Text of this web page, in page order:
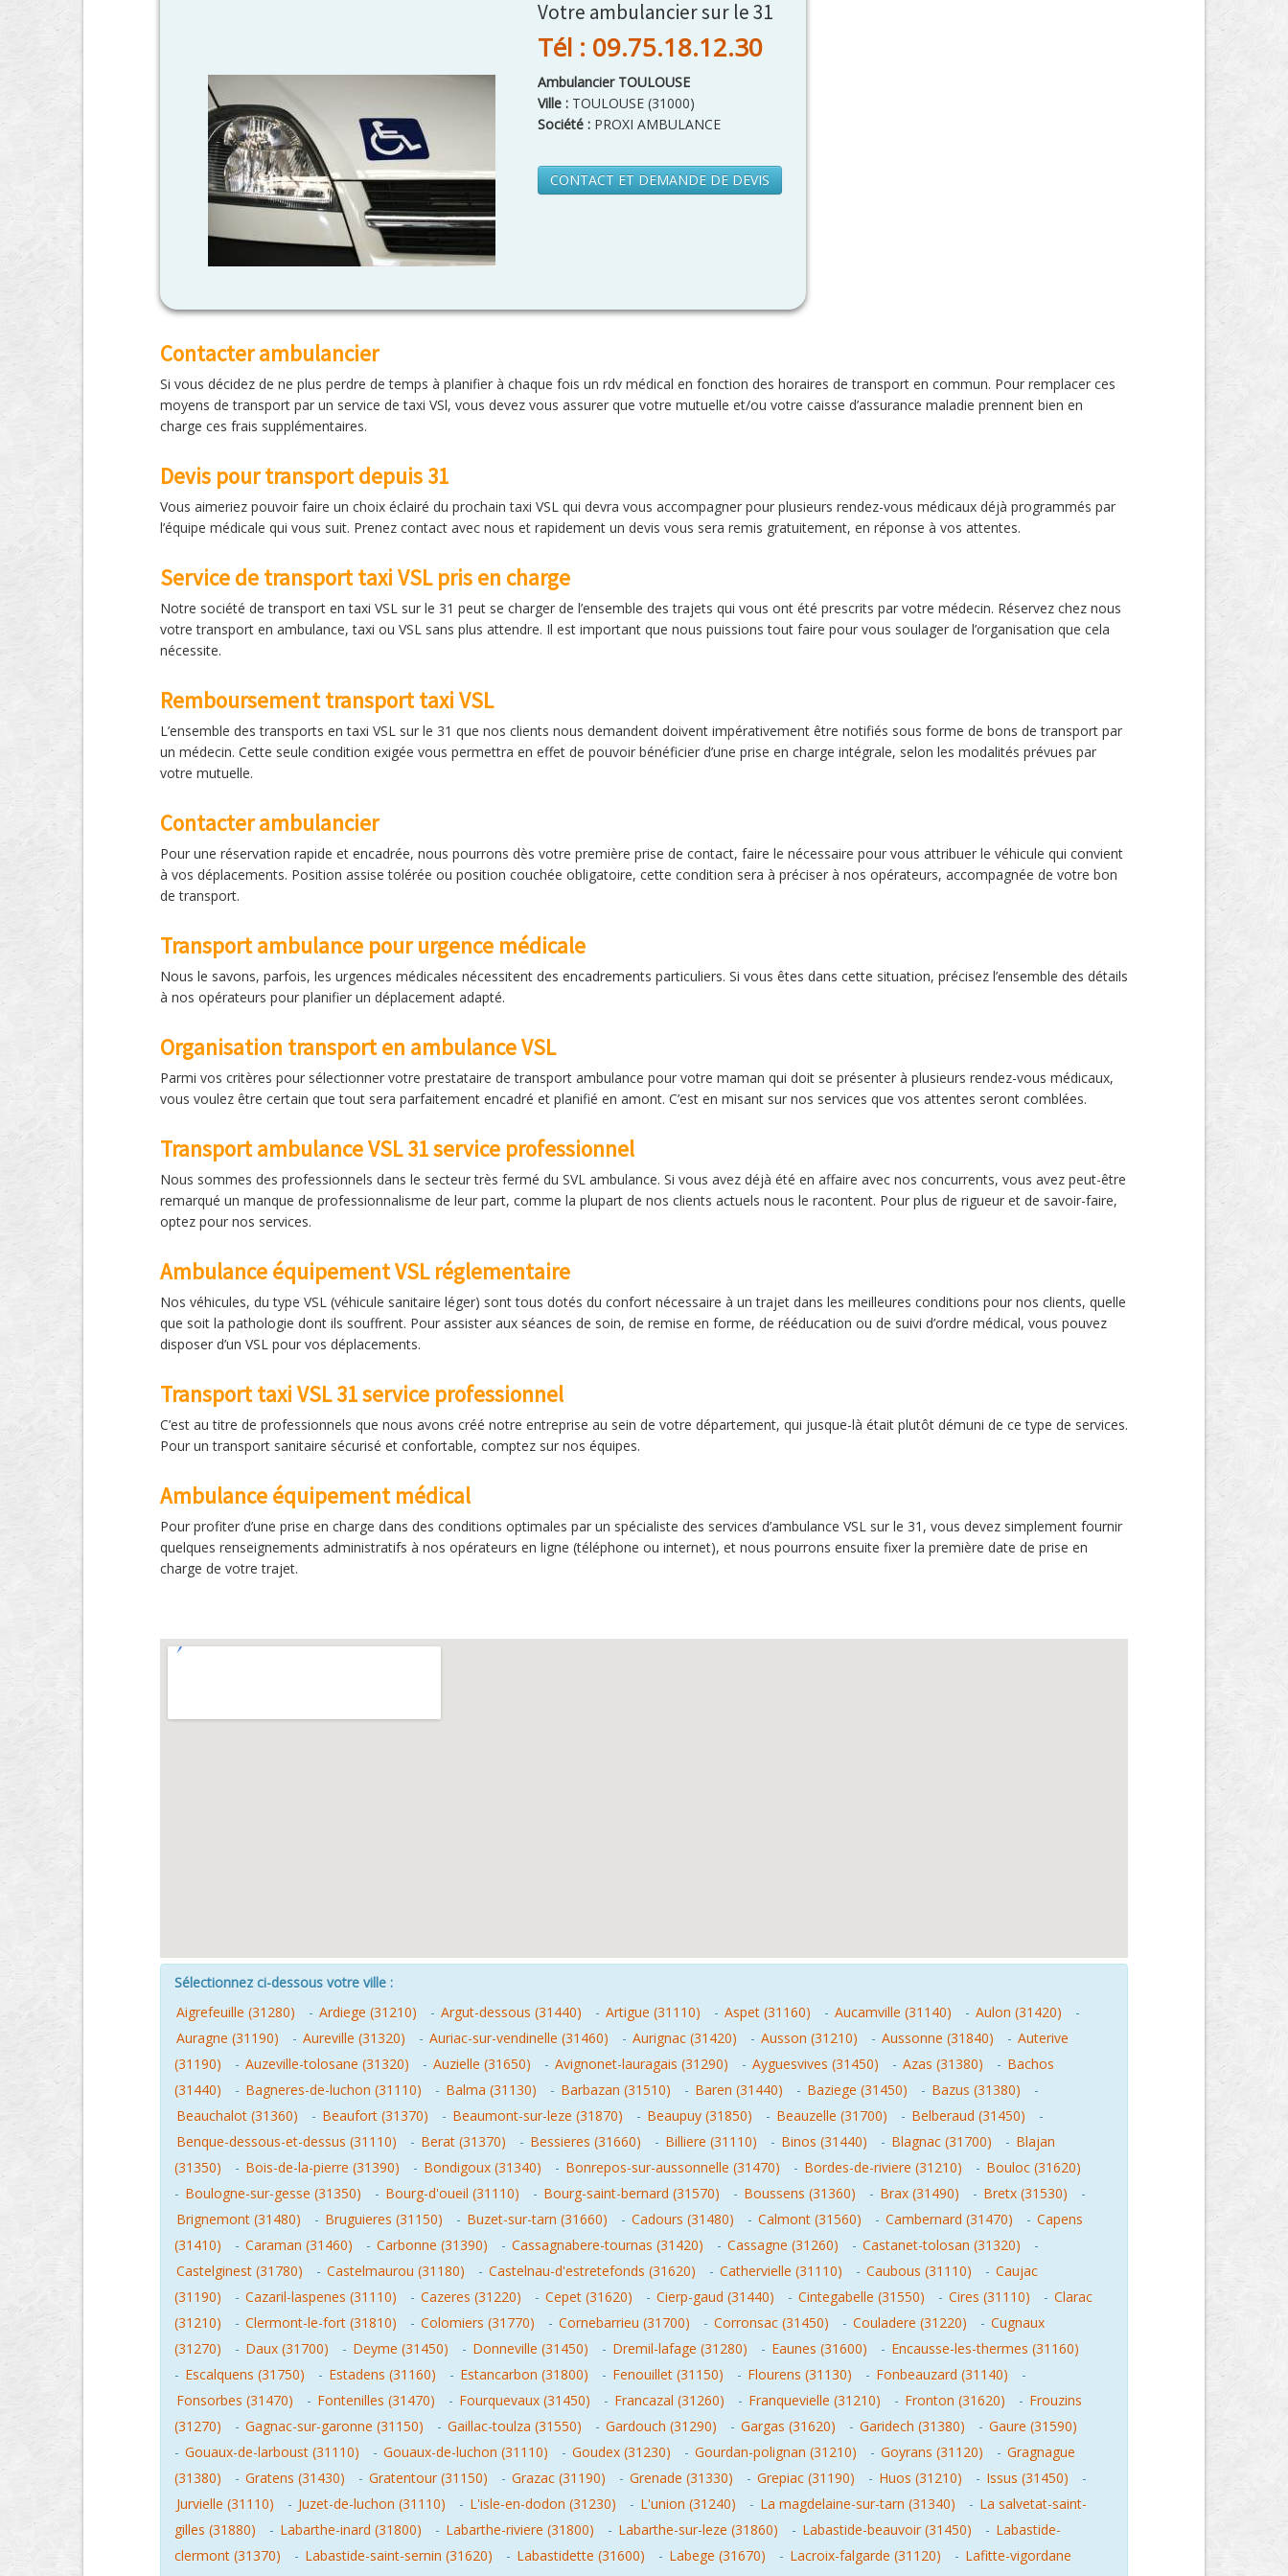
Votre ambulancier sur le 31
Tél : 09.75.18.12.30
Ambulancier TOULOUSE
Ville : TOULOUSE (31000)
Société : PROXI AMBULANCE
CONTACT ET DEMANDE DE DEVIS
Contacter ambulancier
Si vous décidez de ne plus perdre de temps à planifier à chaque fois un rdv médical en fonction des horaires de transport en commun. Pour remplacer ces
moyens de transport par un service de taxi VSl, vous devez vous assurer que votre mutuelle et/ou votre caisse d’assurance maladie prennent bien en
charge ces frais supplémentaires.
Devis pour transport depuis 31
Vous aimeriez pouvoir faire un choix éclairé du prochain taxi VSL qui devra vous accompagner pour plusieurs rendez-vous médicaux déjà programmés par
l’équipe médicale qui vous suit. Prenez contact avec nous et rapidement un devis vous sera remis gratuitement, en réponse à vos attentes.
Service de transport taxi VSL pris en charge
Notre société de transport en taxi VSL sur le 31 peut se charger de l’ensemble des trajets qui vous ont été prescrits par votre médecin. Réservez chez nous
votre transport en ambulance, taxi ou VSL sans plus attendre. Il est important que nous puissions tout faire pour vous soulager de l’organisation que cela
nécessite.
Remboursement transport taxi VSL
L’ensemble des transports en taxi VSL sur le 31 que nos clients nous demandent doivent impérativement être notifiés sous forme de bons de transport par
un médecin. Cette seule condition exigée vous permettra en effet de pouvoir bénéficier d’une prise en charge intégrale, selon les modalités prévues par
votre mutuelle.
Contacter ambulancier
Pour une réservation rapide et encadrée, nous pourrons dès votre première prise de contact, faire le nécessaire pour vous attribuer le véhicule qui convient
à vos déplacements. Position assise tolérée ou position couchée obligatoire, cette condition sera à préciser à nos opérateurs, accompagnée de votre bon
de transport.
Transport ambulance pour urgence médicale
Nous le savons, parfois, les urgences médicales nécessitent des encadrements particuliers. Si vous êtes dans cette situation, précisez l’ensemble des détails
à nos opérateurs pour planifier un déplacement adapté.
Organisation transport en ambulance VSL
Parmi vos critères pour sélectionner votre prestataire de transport ambulance pour votre maman qui doit se présenter à plusieurs rendez-vous médicaux,
vous voulez être certain que tout sera parfaitement encadré et planifié en amont. C’est en misant sur nos services que vos attentes seront comblées.
Transport ambulance VSL 31 service professionnel
Nous sommes des professionnels dans le secteur très fermé du SVL ambulance. Si vous avez déjà été en affaire avec nos concurrents, vous avez peut-être
remarqué un manque de professionnalisme de leur part, comme la plupart de nos clients actuels nous le racontent. Pour plus de rigueur et de savoir-faire,
optez pour nos services.
Ambulance équipement VSL réglementaire
Nos véhicules, du type VSL (véhicule sanitaire léger) sont tous dotés du confort nécessaire à un trajet dans les meilleures conditions pour nos clients, quelle
que soit la pathologie dont ils souffrent. Pour assister aux séances de soin, de remise en forme, de rééducation ou de suivi d’ordre médical, vous pouvez
disposer d’un VSL pour vos déplacements.
Transport taxi VSL 31 service professionnel
C’est au titre de professionnels que nous avons créé notre entreprise au sein de votre département, qui jusque-là était plutôt démuni de ce type de services.
Pour un transport sanitaire sécurisé et confortable, comptez sur nos équipes.
Ambulance équipement médical
Pour profiter d’une prise en charge dans des conditions optimales par un spécialiste des services d’ambulance VSL sur le 31, vous devez simplement fournir
quelques renseignements administratifs à nos opérateurs en ligne (téléphone ou internet), et nous pourrons ensuite fixer la première date de prise en
charge de votre trajet.
Sélectionnez ci-dessous votre ville :
Aigrefeuille (31280)
- Ardiege (31210) - Argut-dessous (31440) - Artigue (31110) - Aspet (31160) - Aucamville (31140) - Aulon (31420)
-
Auragne (31190)
- Aureville (31320) - Auriac-sur-vendinelle (31460) - Aurignac (31420) - Ausson (31210) - Aussonne (31840) - Auterive
(31190)
- Auzeville-tolosane (31320) - Auzielle (31650) - Avignonet-lauragais (31290) - Ayguesvives (31450) - Azas (31380) - Bachos
(31440)
- Bagneres-de-luchon (31110) - Balma (31130) - Barbazan (31510) - Baren (31440) - Baziege (31450) - Bazus (31380)
-
Beauchalot (31360)
- Beaufort (31370) - Beaumont-sur-leze (31870) - Beaupuy (31850) - Beauzelle (31700) - Belberaud (31450)
-
Benque-dessous-et-dessus (31110)
- Berat (31370) - Bessieres (31660) - Billiere (31110) - Binos (31440) - Blagnac (31700) - Blajan
(31350)
- Bois-de-la-pierre (31390) - Bondigoux (31340) - Bonrepos-sur-aussonnelle (31470) - Bordes-de-riviere (31210) - Bouloc (31620)
- Boulogne-sur-gesse (31350) - Bourg-d'oueil (31110) - Bourg-saint-bernard (31570) - Boussens (31360) - Brax (31490) - Bretx (31530)
-
Brignemont (31480)
- Bruguieres (31150) - Buzet-sur-tarn (31660) - Cadours (31480) - Calmont (31560) - Cambernard (31470) - Capens
(31410)
- Caraman (31460) - Carbonne (31390) - Cassagnabere-tournas (31420) - Cassagne (31260) - Castanet-tolosan (31320)
-
Castelginest (31780)
- Castelmaurou (31180) - Castelnau-d'estretefonds (31620) - Cathervielle (31110) - Caubous (31110) - Caujac
(31190)
- Cazaril-laspenes (31110) - Cazeres (31220) - Cepet (31620) - Cierp-gaud (31440) - Cintegabelle (31550) - Cires (31110) - Clarac
(31210)
- Clermont-le-fort (31810) - Colomiers (31770) - Cornebarrieu (31700) - Corronsac (31450) - Couladere (31220) - Cugnaux
(31270)
- Daux (31700) - Deyme (31450) - Donneville (31450) - Dremil-lafage (31280) - Eaunes (31600) - Encausse-les-thermes (31160)
- Escalquens (31750) - Estadens (31160) - Estancarbon (31800) - Fenouillet (31150) - Flourens (31130) - Fonbeauzard (31140)
-
Fonsorbes (31470)
- Fontenilles (31470) - Fourquevaux (31450) - Francazal (31260) - Franquevielle (31210) - Fronton (31620) - Frouzins
(31270)
- Gagnac-sur-garonne (31150) - Gaillac-toulza (31550) - Gardouch (31290) - Gargas (31620) - Garidech (31380) - Gaure (31590)
- Gouaux-de-larboust (31110) - Gouaux-de-luchon (31110) - Goudex (31230) - Gourdan-polignan (31210) - Goyrans (31120) - Gragnague
(31380)
- Gratens (31430) - Gratentour (31150) - Grazac (31190) - Grenade (31330) - Grepiac (31190) - Huos (31210) - Issus (31450)
-
Jurvielle (31110)
- Juzet-de-luchon (31110) - L'isle-en-dodon (31230) - L'union (31240) - La magdelaine-sur-tarn (31340) - La salvetat-saint-
gilles (31880)
- Labarthe-inard (31800) - Labarthe-riviere (31800) - Labarthe-sur-leze (31860) - Labastide-beauvoir (31450) - Labastide-
clermont (31370)
- Labastide-saint-sernin (31620) - Labastidette (31600) - Labege (31670) - Lacroix-falgarde (31120) - Lafitte-vigordane